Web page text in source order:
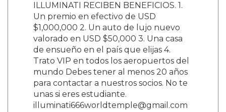
ILLUMINATI RECIBEN BENEFICIOS. 1.
Un premio en efectivo de USD
$1,000,000 2. Un auto de lujo nuevo
valorado en USD $50,000 3. Una casa
de ensueño en el país que elijas 4.
Trato VIP en todos los aeropuertos del
mundo Debes tener al menos 20 años
para contactar a nuestros socios. No te
unas si eres estudiante.
illuminati666worldtemple@gmail.com